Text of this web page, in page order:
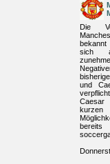
Die
sich
und
kurzen